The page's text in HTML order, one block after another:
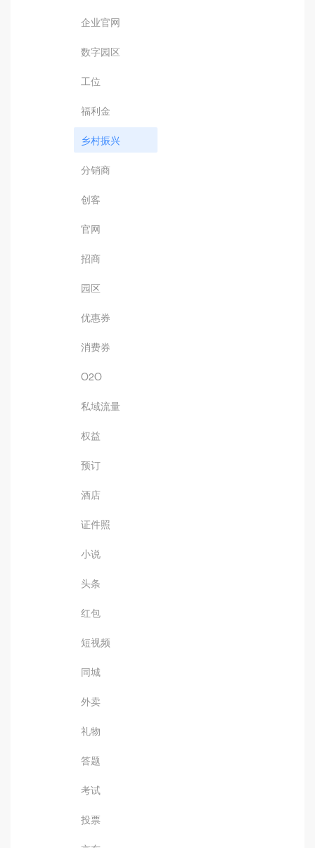
企业官网
数字园区
工位
福利金
乡村振兴
分销商
创客
官网
招商
园区
优惠券
消费券
O2O
私域流量
权益
预订
酒店
证件照
小说
头条
红包
短视频
同城
外卖
礼物
答题
考试
投票